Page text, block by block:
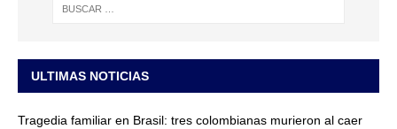
ULTIMAS NOTICIAS
Tragedia familiar en Brasil: tres colombianas murieron al caer